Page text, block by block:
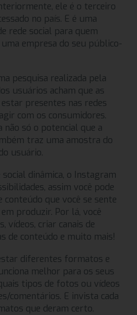
ele é o terceiro
no país. E é uma
rede social para quem
empresa do seu público-
pesquisa realizada pela
usuários acham que as
presentes nas redes
com os consumidores.
não só o potencial que a
traz uma amostra do
usuário.
dinâmica, o Instagram
assim você pode
conteúdo que você se sente
produzir. Por lá, você
vídeos, criar canais de
de conteúdo e muito mais!
diferentes formatos e
melhor para os seus
tipos de fotos ou vídeos
comentários. E invista cada
que deram certo.